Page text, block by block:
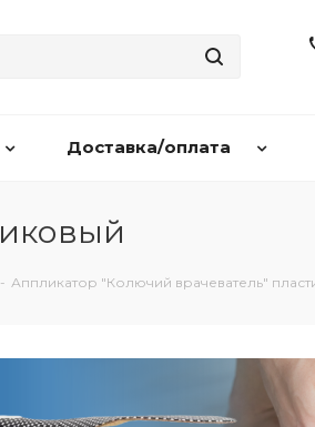
Доставка/оплата
- Аппликатор "Колючий врачеватель"